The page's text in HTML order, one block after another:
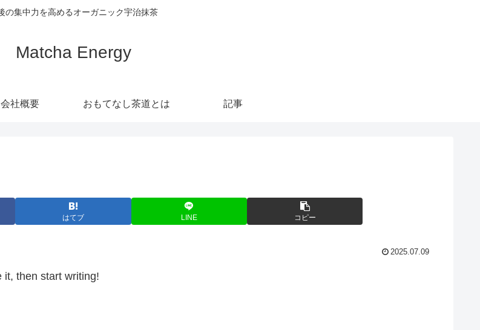
の集中力を高めるオーガニック宇治抹茶
Matcha Energy
会社概要 おもてなし茶道とは 記事
はてブ LINE コピー
2025.07.09
it, then start writing!